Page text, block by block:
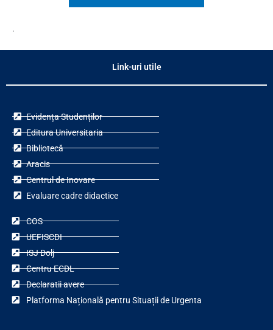
.
Link-uri utile
Evidența Studenților
Editura Universitaria
Bibliotecă
Aracis
Centrul de Inovare
Evaluare cadre didactice
COS
UEFISCDI
ISJ Dolj
Centru ECDL
Declaratii avere
Platforma Națională pentru Situații de Urgenta